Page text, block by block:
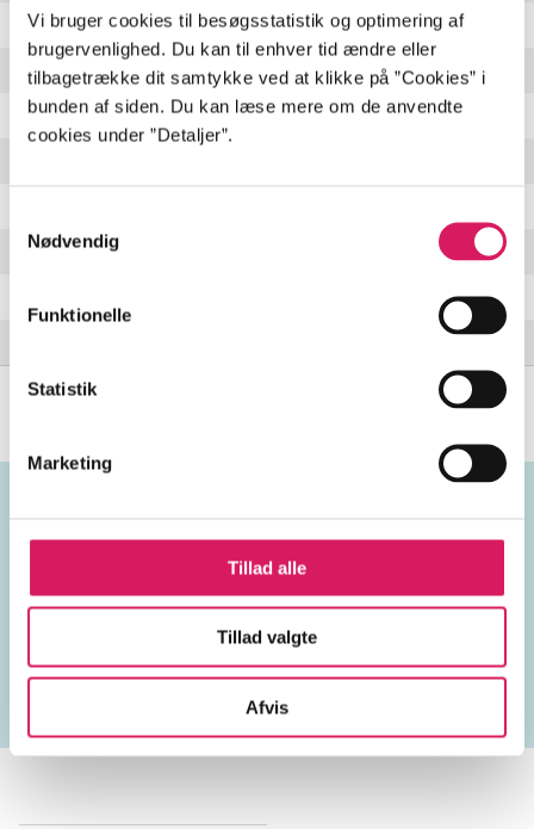
Vi bruger cookies til besøgsstatistik og optimering af
brugervenlighed. Du kan til enhver tid ændre eller
tilbagetrække dit samtykke ved at klikke på ”Cookies” i
bunden af siden. Du kan læse mere om de anvendte
cookies under ”Detaljer”.
Nødvendig
Funktionelle
Statistik
Marketing
Tillad alle
Tillad valgte
Afvis
Sundown, Sundown 2:42 min
Jackson 2:49 min
Some Velvet Morning 3:41 min
I've Been Down so Long (It Looks Like up to Me) 2:53 min
3:37 min
USA 1960'erne